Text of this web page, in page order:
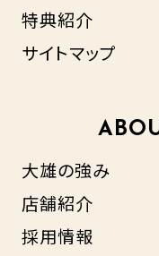
特典紹介
サイトマップ
大雄の強み
店舗紹介
採用情報